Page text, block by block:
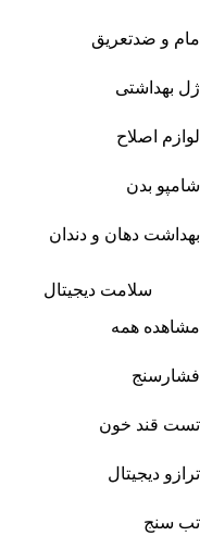
مام و ضدتعریق
ژل بهداشتی
لوازم اصلاح
شامپو بدن
بهداشت دهان و دندان
سلامت دیجیتال
مشاهده همه
فشارسنج
تست قند خون
ترازو دیجیتال
تب سنج